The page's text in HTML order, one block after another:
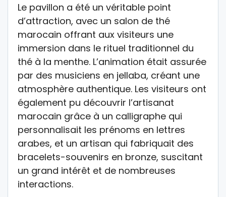
Le pavillon a été un véritable point
d’attraction, avec un salon de thé
marocain offrant aux visiteurs une
immersion dans le rituel traditionnel du
thé à la menthe. L’animation était assurée
par des musiciens en jellaba, créant une
atmosphère authentique. Les visiteurs ont
également pu découvrir l’artisanat
marocain grâce à un calligraphe qui
personnalisait les prénoms en lettres
arabes, et un artisan qui fabriquait des
bracelets-souvenirs en bronze, suscitant
un grand intérêt et de nombreuses
interactions.